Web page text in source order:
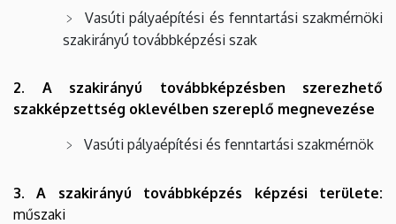
Vasúti pályaépítési és fenntartási szakmérnöki
szakirányú továbbképzési szak
2. A szakirányú továbbképzésben szerezhető
szakképzettség oklevélben szereplő megnevezése
Vasúti pályaépítési és fenntartási szakmérnök
3. A szakirányú továbbképzés képzési területe:
műszaki